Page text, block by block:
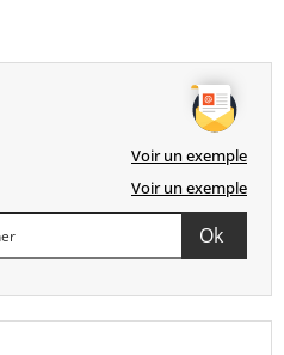
Voir un exemple
Voir un exemple